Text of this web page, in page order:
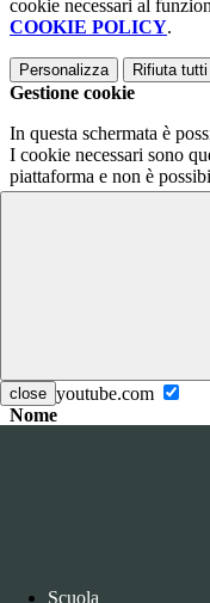
close
Scuola
cookie necessari al
COOKIE POLICY.
Personalizza Rifiuta tutti
Gestione cookie
In questa schermata è
I cookie necessari sono
piattaforma e non è
Per conoscere quali sono
I cookie necessari per il
disabilitati. È possibile
www.youtube.com
Nome
Descrizione: